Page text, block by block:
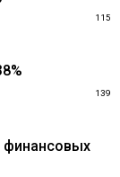
115
139
финансовых